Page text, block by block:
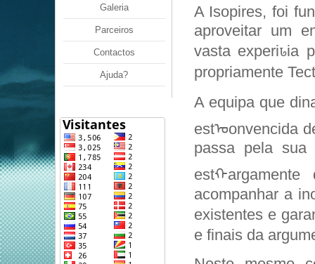
Galeria
Parceiros
Contactos
Ajuda?
A Isopires, foi
aproveitar um
vasta experiꮣia
propriamente
A equipa que
estᠣonvencida
passa pela sua
acompanhar a
existentes e
e finais da